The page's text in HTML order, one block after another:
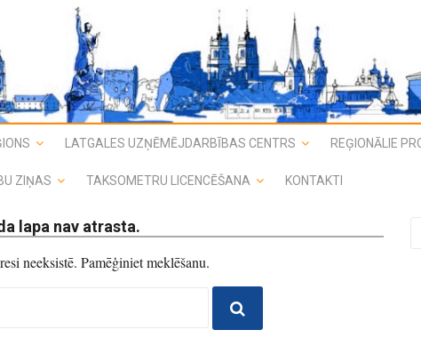
LATGALES UZŅĒMĒJDARBĪBAS CENTRS REĢIONĀLIE
ZIŅAS TAKSOMETRU LICENCĒŠANA KONTAKTI
lapa nav atrasta.
neeksistē. Pamēģiniet meklēšanu.